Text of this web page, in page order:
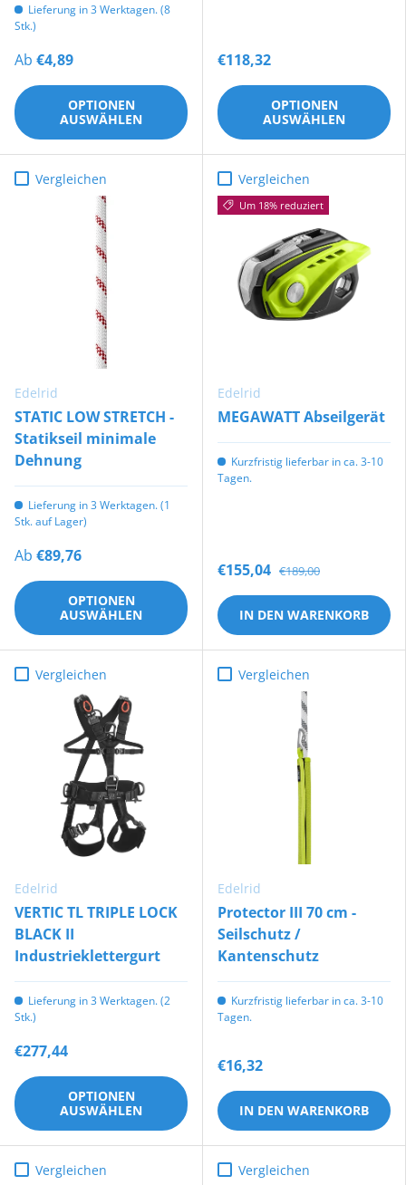
Lieferung in 3 Werktagen. (8
Stk.)
Ab €4,89
OPTIONEN
AUSWÄHLEN
€118,32
OPTIONEN
AUSWÄHLEN
Vergleichen
Edelrid
STATIC LOW STRETCH -
Statikseil minimale
Dehnung
Lieferung in 3 Werktagen. (1
Stk. auf Lager)
Ab €89,76
OPTIONEN
AUSWÄHLEN
Vergleichen
Um 18% reduziert
Edelrid
MEGAWATT Abseilgerät
Kurzfristig lieferbar in ca. 3-10
Tagen.
€155,04 €189,00
IN DEN WARENKORB
Vergleichen
Edelrid
VERTIC TL TRIPLE LOCK
BLACK II
Industrieklettergurt
Lieferung in 3 Werktagen. (2
Stk.)
€277,44
OPTIONEN
AUSWÄHLEN
Vergleichen
Edelrid
Protector III 70 cm -
Seilschutz /
Kantenschutz
Kurzfristig lieferbar in ca. 3-10
Tagen.
€16,32
IN DEN WARENKORB
Vergleichen Vergleichen